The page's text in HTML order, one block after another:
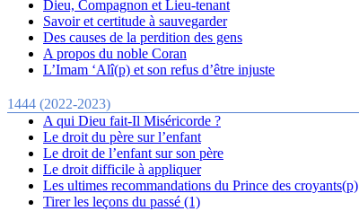
Dieu, Compagnon et Lieu-tenant
Savoir et certitude à sauvegarder
Des causes de la perdition des gens
A propos du noble Coran
L’Imam ‘Alî(p) et son refus d’être injuste
1444 (2022-2023)
A qui Dieu fait-Il Miséricorde ?
Le droit du père sur l’enfant
Le droit de l’enfant sur son père
Le droit difficile à appliquer
Les ultimes recommandations du Prince des croyants(p)
Tirer les leçons du passé (1)